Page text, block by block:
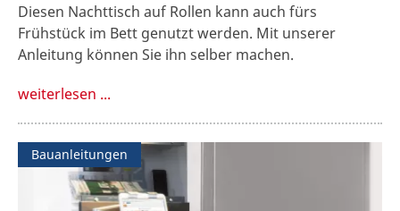
Diesen Nachttisch auf Rollen kann auch fürs
Frühstück im Bett genutzt werden. Mit unserer
Anleitung können Sie ihn selber machen.
weiterlesen ...
Bauanleitungen